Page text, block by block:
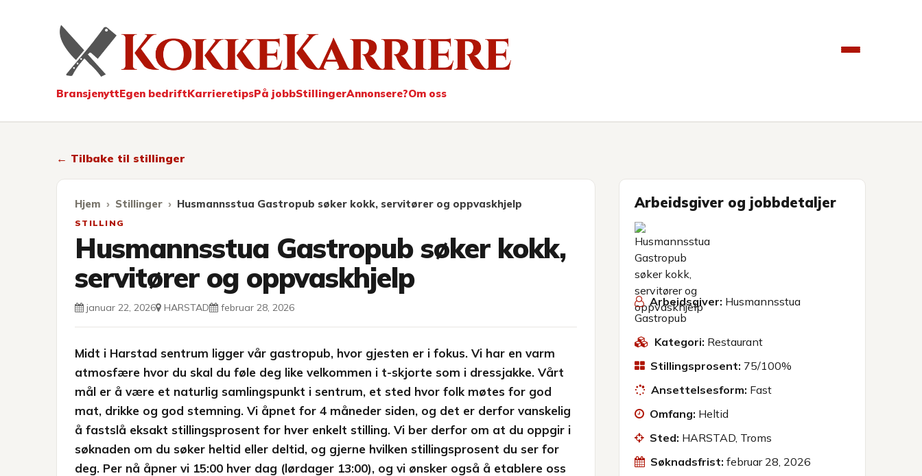
Kokkekarriere
BransjenyttEgen bedriftKarrieretipsPå jobbStillingerAnnonsere?Om oss
← Tilbake til stillinger
Hjem Stillinger Husmannsstua Gastropub søker kokk, servitører og oppvaskhjelp
STILLING
Husmannsstua Gastropub søker kokk,
servitører og oppvaskhjelp
januar 22, 2026 HARSTAD februar 28, 2026
Midt i Harstad sentrum ligger vår gastropub, hvor gjesten er i fokus. Vi har en varm
atmosfære hvor du skal du føle deg like velkommen i t-skjorte som i dressjakke. Vårt
mål er å være et naturlig samlingspunkt i sentrum, et sted hvor folk møtes for god
mat, drikke og god stemning. Vi åpnet for 4 måneder siden, og det er derfor vanskelig
å fastslå eksakt stillingsprosent for hver enkelt stilling. Vi ber derfor om at du oppgir i
søknaden om du søker heltid eller deltid, og gjerne hvilken stillingsprosent du ser for
deg. Per nå åpner vi 15:00 hver dag (lørdager 13:00), og vi ønsker også å etablere oss
Arbeidsgiver og jobbdetaljer
Arbeidsgiver: Husmannsstua
Gastropub
Kategori: Restaurant
Stillingsprosent: 75/100%
Ansettelsesform: Fast
Omfang: Heltid
Sted: HARSTAD, Troms
Søknadsfrist: februar 28, 2026